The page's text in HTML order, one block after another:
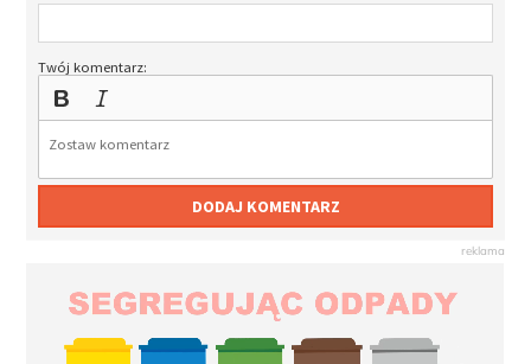
Twój komentarz:
DODAJ KOMENTARZ